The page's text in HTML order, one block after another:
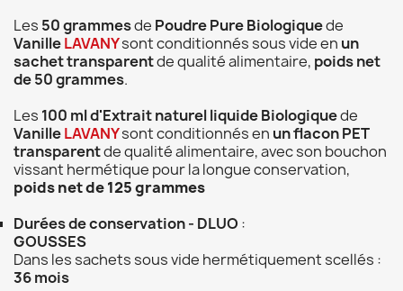
Les 50 grammesde Poudre Pure Biologiquede
VanilleLAVANYsont conditionnés sous vide en un
sachet transparentde qualité alimentaire, poids net
de 50 grammes.
Les 100 ml d'Extrait naturel liquide Biologiquede
VanilleLAVANYsont conditionnés en un flacon PET
transparentde qualité alimentaire, avec son bouchon
vissant hermétique pour la longue conservation,
poids net de 125 grammes
Durées de conservation - DLUO :
GOUSSES
Dans les sachets sous vide hermétiquement scellés :
36 mois